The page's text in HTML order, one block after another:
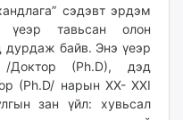
сэдэвт эрдэм
үеэр тавьсан олон
дурдаж байв. Энэ үеэр
(Ph.D), дэд
(Ph.D/ нарын XX- XXI
зан үйл: хувьсал